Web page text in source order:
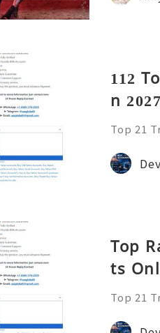
112
n
Top 21
➤ Email:
Top
ts
Top 21
➤ Email: